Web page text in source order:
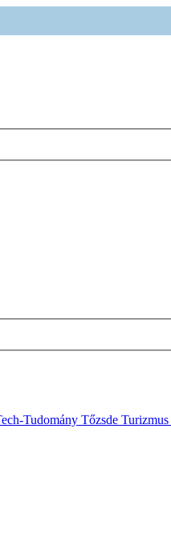
Tudomány Tőzsde Turizmus